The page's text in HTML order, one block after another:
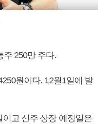
주 250만 주다.
원이다. 12월1일에 발
고 신주 상장 예정일은